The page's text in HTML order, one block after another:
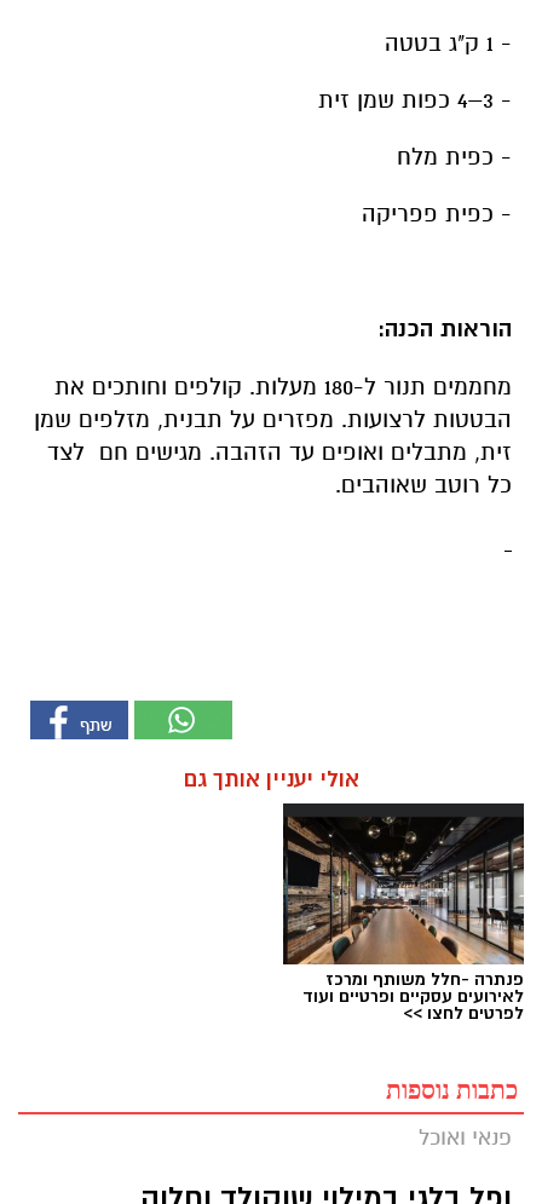
- 1 ק"ג בטטה
- 3–4 כפות שמן זית
- כפית מלח
- כפית פפריקה
הוראות הכנה:
מחממים תנור ל-180 מעלות. קולפים וחותכים את
הבטטות לרצועות. מפזרים על תבנית, מזלפים שמן
זית, מתבלים ואופים עד הזהבה. מגישים חם לצד
כל רוטב שאוהבים.
אולי יעניין אותך גם
פנתרה -חלל משותף ומרכז
לאירועים עסקיים ופרטיים ועוד
לפרטים לחצו >>
כתבות נוספות
פנאי ואוכל